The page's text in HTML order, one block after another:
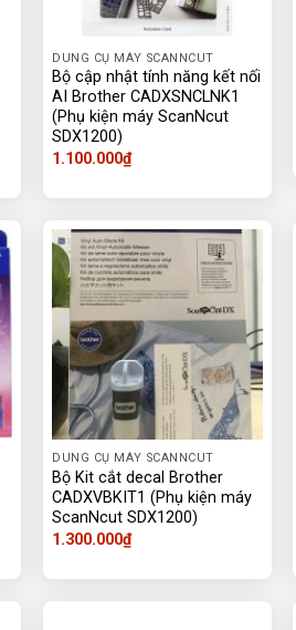
DUNG CỤ MÁY SCANNCUT
Bộ cập nhật tính năng kết nối
AI Brother CADXSNCLNK1
(Phụ kiện máy ScanNcut
SDX1200)
1.100.000₫
DUNG CỤ MÁY SCANNCUT
Bộ Kit cắt decal Brother
CADXVBKIT1 (Phụ kiện máy
ScanNcut SDX1200)
1.300.000₫